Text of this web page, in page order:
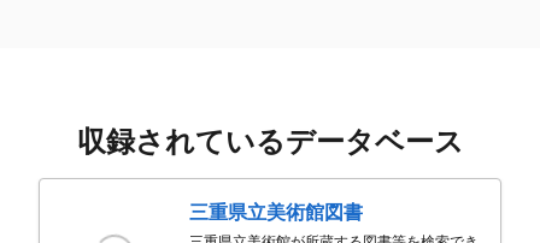
収録されているデータベース
三重県立美術館図書